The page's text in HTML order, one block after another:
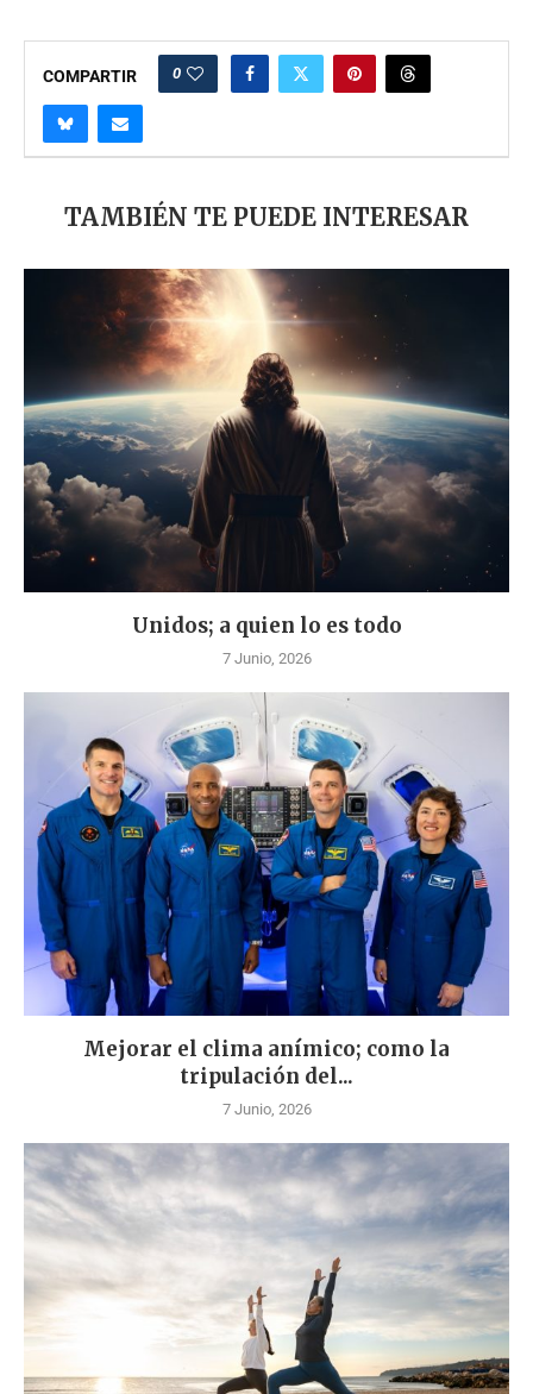
COMPARTIR 0
TAMBIÉN TE PUEDE INTERESAR
Unidos; a quien lo es todo
7 Junio, 2026
Mejorar el clima anímico; como la
tripulación del...
7 Junio, 2026